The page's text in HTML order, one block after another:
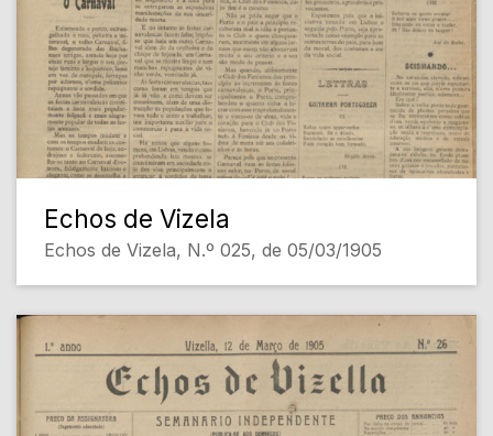
Echos de Vizela
Echos de Vizela, N.º 025, de 05/03/1905